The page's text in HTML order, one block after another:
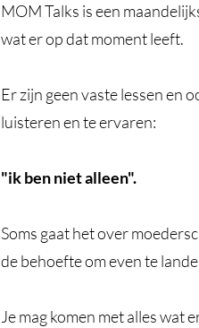
MOM Talks is een
wat er op dat moment leeft.
Er zijn geen vaste lessen en
luisteren en te ervaren:
"ik ben niet alleen".
Soms gaat het over
de behoefte om even te
Je mag komen met alles wat